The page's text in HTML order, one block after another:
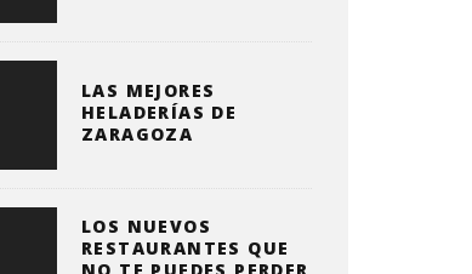
LAS MEJORES
HELADERÍAS DE
ZARAGOZA
LOS NUEVOS
RESTAURANTES QUE
NO TE PUEDES PERDER